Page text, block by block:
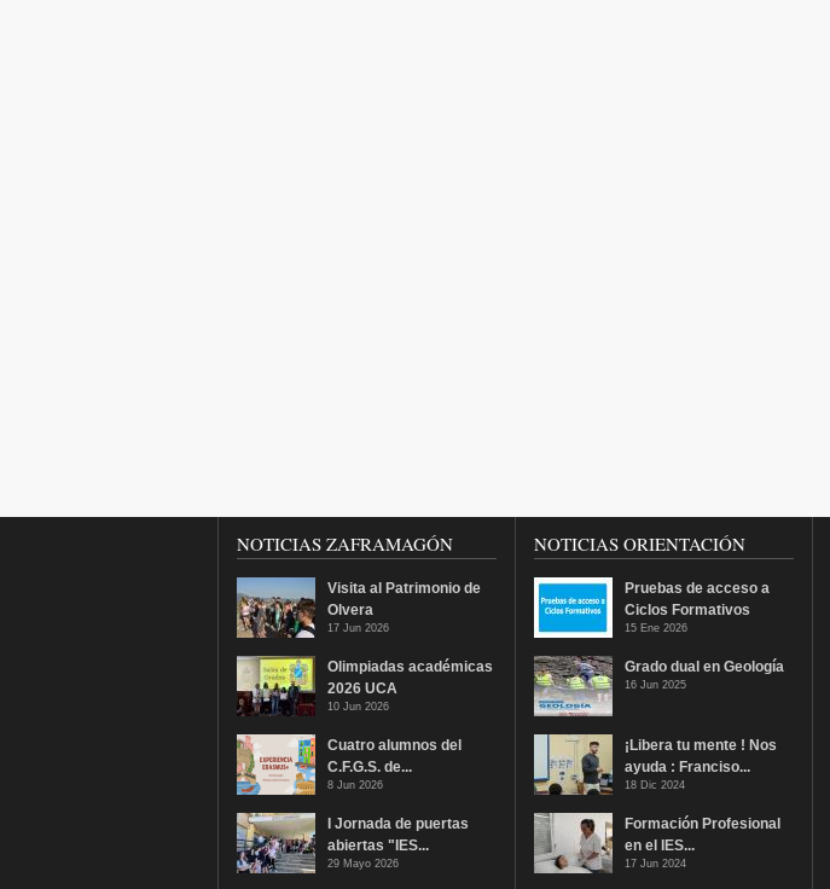
NOTICIAS ZAFRAMAGÓN
Visita al Patrimonio de
Olvera
17 Jun 2026
Olimpiadas académicas
2026 UCA
10 Jun 2026
Cuatro alumnos del
C.F.G.S. de...
8 Jun 2026
I Jornada de puertas
abiertas "IES...
29 Mayo 2026
NOTICIAS ORIENTACIÓN
Pruebas de acceso a
Ciclos Formativos
15 Ene 2026
Grado dual en Geología
16 Jun 2025
¡Libera tu mente ! Nos
ayuda : Franciso...
18 Dic 2024
Formación Profesional
en el IES...
17 Jun 2024